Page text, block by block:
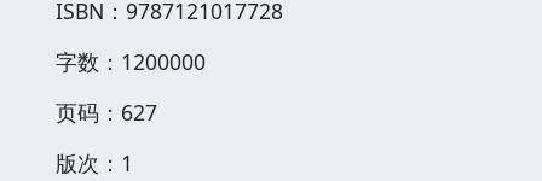
ISBN：9787121017728
字数：1200000
页码：627
版次：1